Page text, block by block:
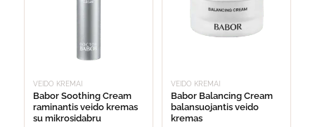
VEIDO KREMAI
Babor Soothing Cream
raminantis veido kremas
su mikrosidabru
VEIDO KREMAI
Babor Balancing Cream
balansuojantis veido
kremas